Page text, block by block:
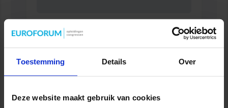
Toestemming Details Over
Deze website maakt gebruik van cookies
Programma Management voor overheid en
non-profit
OVERHEID